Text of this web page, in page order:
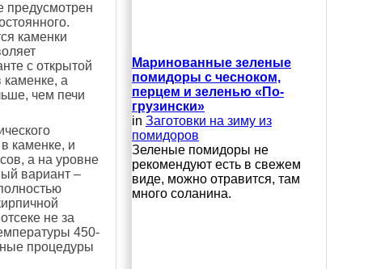
предусмотрен
каменки
с открытой
каменке, а
чем печи
каменке, и
а на уровне
вариант –
не за
450-
процедуры
Маринованные зеленые
помидоры с чесноком,
перцем и зеленью «По-
грузински»
in Заготовки на зиму из
помидоров
Зеленые помидоры не
рекомендуют есть в свежем
виде, можно отравится, там
много соланина.